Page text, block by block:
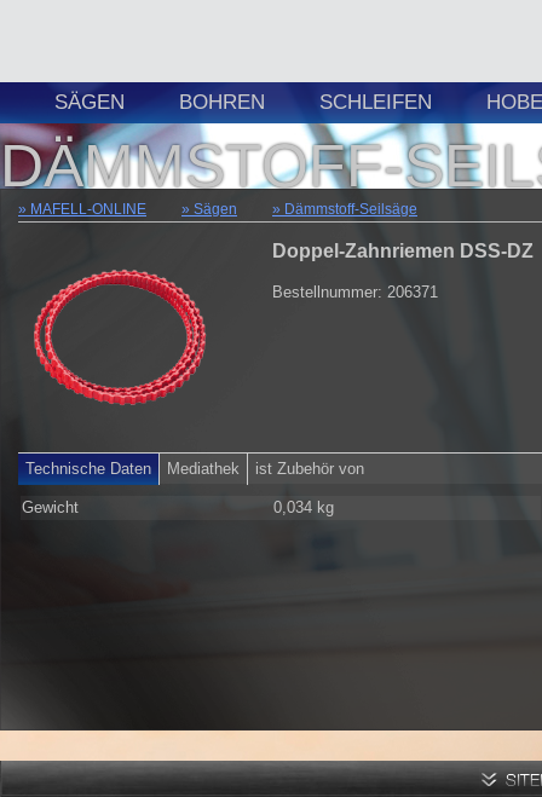
SÄGEN BOHREN SCHLEIFEN
DÄMMSTOFF-
MAFELL-ONLINE Sägen Dämmstoff-Seilsäge
Doppel-Zahnriemen DSS-DZ
Bestellnummer: 206371
Technische Daten Mediathek ist Zubehör von
Gewicht 0,034 kg